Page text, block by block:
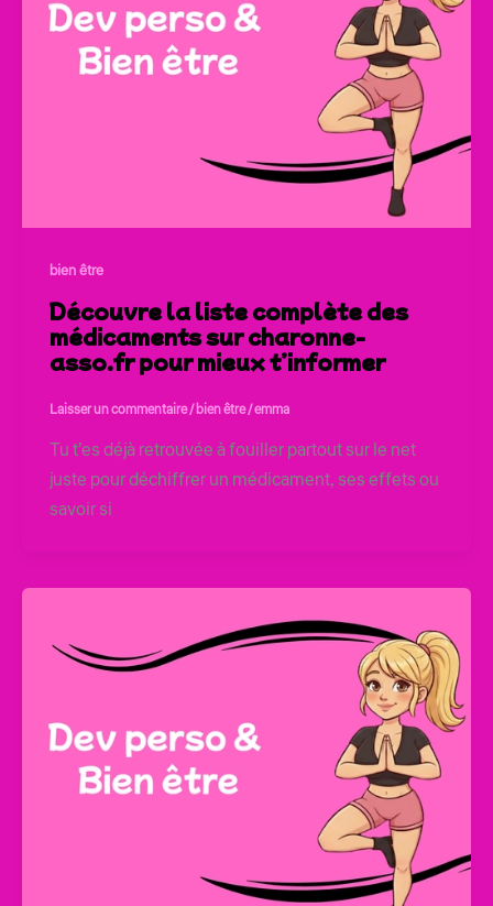
bien être
Découvre la liste complète des
médicaments sur charonne-
asso.fr pour mieux t’informer
Laisser un commentaire/bien être/emma
Tu t’es déjà retrouvée à fouiller partout sur le net
juste pour déchiffrer un médicament, ses effets ou
savoir si